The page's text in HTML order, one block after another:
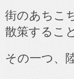
街のあちこ
散策するこ
その一つ、